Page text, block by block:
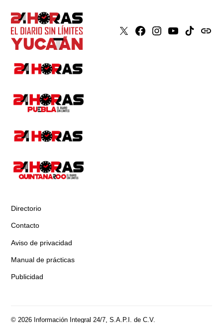
X Faceboook
Instagram
YoutubeTiktokissuu
Directorio
Contacto
Aviso de privacidad
Manual de prácticas
Publicidad
© 2026 Información Integral 24/7, S.A.P.I. de C.V.